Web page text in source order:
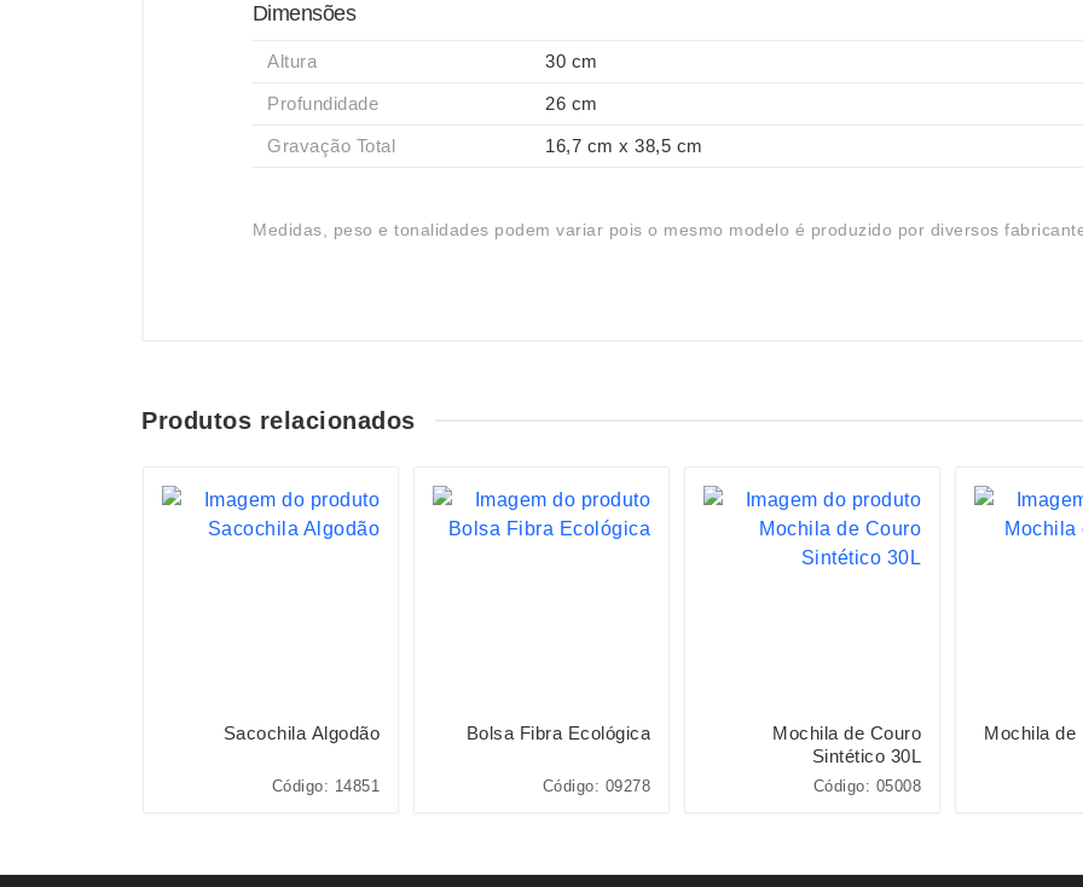
Dimensões
Altura 30 cm
Profundidade 26 cm
Gravação Total 16,7 cm x 38,5 cm
Medidas, peso e tonalidades podem variar pois o mesmo modelo é produzido por diversos
Produtos relacionados
Sacochila Algodão
Código: 14851
Bolsa Fibra Ecológica
Código: 09278
Mochila de Couro
Sintético 30L
Código: 05008
Mochila de